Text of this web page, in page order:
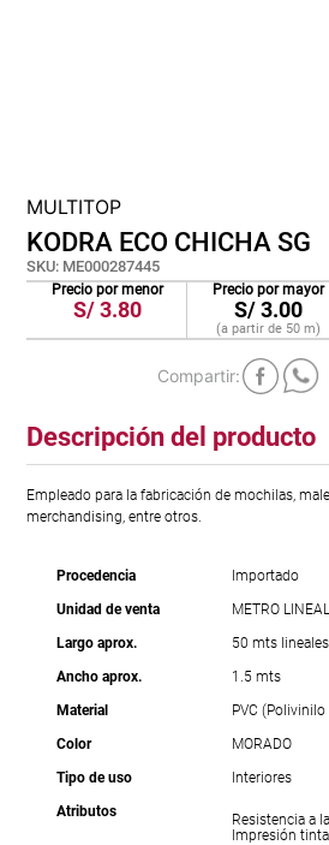
MULTITOP
KODRA ECO CHICHA SG
SKU: ME000287445
Precio por menor
S/3.80
Precio por mayor
S/3.00
(a partir de 50 m)
Descripción del producto
Empleado para la fabricación de mochilas,
merchandising, entre otros.
Procedencia
Importado
Unidad de venta
METRO LINEAL
Largo aprox.
50 mts lineales
Ancho aprox.
1.5 mts
Material
PVC
Color
MORADO
Tipo de uso
Interiores
Atributos
Resistencia a
Impresión